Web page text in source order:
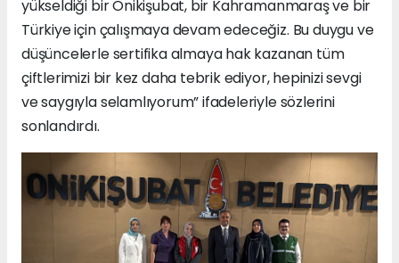
yükseldiği bir Onikişubat, bir Kahramanmaraş ve bir
Türkiye için çalışmaya devam edeceğiz. Bu duygu ve
düşüncelerle sertifika almaya hak kazanan tüm
çiftlerimizi bir kez daha tebrik ediyor, hepinizi sevgi
ve saygıyla selamlıyorum” ifadeleriyle sözlerini
sonlandırdı.